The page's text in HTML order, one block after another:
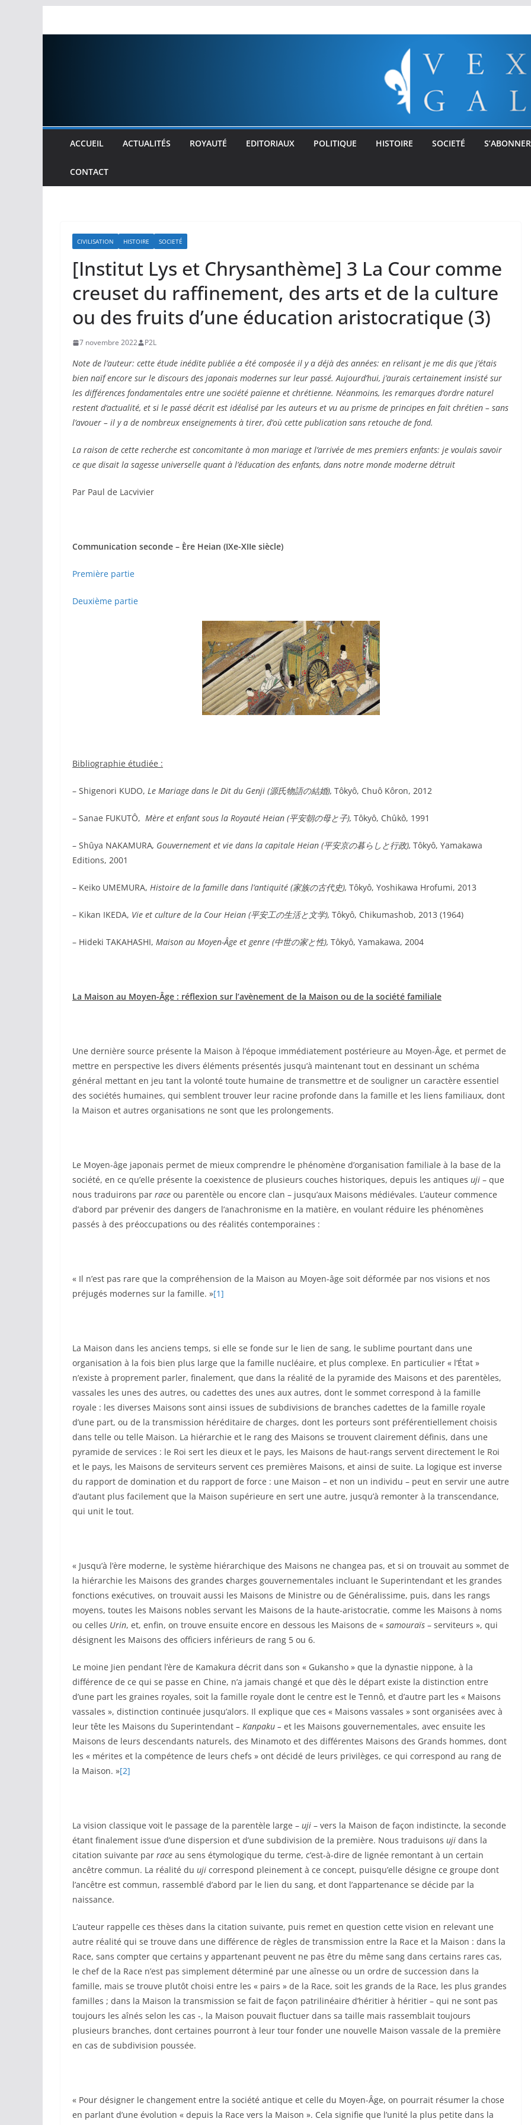
ACCUEIL ACTUALITÉS ROYAUTÉ EDITORIAUX POLITIQUE HISTOIRE SOCIETÉ
CONTACT
CIVILISATION HISTOIRE SOCIETÉ
[Institut Lys et Chrysanthème] 3 La Cour comme
creuset du raffinement, des arts et de la culture
ou des fruits d’une éducation aristocratique (3)
7 novembre 2022 P2L
Note de l’auteur: cette étude inédite publiée a été composée il y a déjà des années: en relisant je me dis que j’étais
bien naïf encore sur le discours des japonais modernes sur leur passé. Aujourd’hui, j’aurais certainement insisté sur
les différences fondamentales entre une société païenne et chrétienne. Néanmoins, les remarques d’ordre naturel
restent d’actualité, et si le passé décrit est idéalisé par les auteurs et vu au prisme de principes en fait chrétien – sans
l’avouer – il y a de nombreux enseignements à tirer, d’où cette publication sans retouche de fond.
La raison de cette recherche est concomitante à mon mariage et l’arrivée de mes premiers enfants: je voulais savoir
ce que disait la sagesse universelle quant à l’éducation des enfants, dans notre monde moderne détruit
Par Paul de Lacvivier
Communication seconde – Ère Heian (IXe-XIIe siècle)
Première partie
Deuxième partie
Bibliographie étudiée :
– Shigenori KUDO, Le Mariage dans le Dit du Genji (源氏物語の結婚), Tôkyô, Chuô Kôron, 2012
– Sanae FUKUTÔ, Mère et enfant sous la Royauté Heian (平安朝の母と子), Tôkyô, Chûkô, 1991
– Shûya NAKAMURA, Gouvernement et vie dans la capitale Heian (平安京の暮らしと行政), Tôkyô, Yamakawa
Editions, 2001
– Keiko UMEMURA, Histoire de la famille dans l’antiquité (家族の古代史), Tôkyô, Yoshikawa Hrofumi, 2013
– Kikan IKEDA, Vie et culture de la Cour Heian (平安工の生活と文学), Tôkyô, Chikumashob, 2013 (1964)
– Hideki TAKAHASHI, Maison au Moyen-Âge et genre (中世の家と性), Tôkyô, Yamakawa, 2004
La Maison au Moyen-Âge : réflexion sur l’avènement de la Maison ou de la société familiale
Une dernière source présente la Maison à l’époque immédiatement postérieure au Moyen-Âge, et permet de
mettre en perspective les divers éléments présentés jusqu’à maintenant tout en dessinant un schéma
général mettant en jeu tant la volonté toute humaine de transmettre et de souligner un caractère essentiel
des sociétés humaines, qui semblent trouver leur racine profonde dans la famille et les liens familiaux, dont
la Maison et autres organisations ne sont que les prolongements.
Le Moyen-âge japonais permet de mieux comprendre le phénomène d’organisation familiale à la base de la
société, en ce qu’elle présente la coexistence de plusieurs couches historiques, depuis les antiques uji – que
nous traduirons par race ou parentèle ou encore clan – jusqu’aux Maisons médiévales. L’auteur commence
d’abord par prévenir des dangers de l’anachronisme en la matière, en voulant réduire les phénomènes
passés à des préoccupations ou des réalités contemporaines :
« Il n’est pas rare que la compréhension de la Maison au Moyen-âge soit déformée par nos visions et nos
préjugés modernes sur la famille. »[1]
La Maison dans les anciens temps, si elle se fonde sur le lien de sang, le sublime pourtant dans une
organisation à la fois bien plus large que la famille nucléaire, et plus complexe. En particulier « l’État »
n’existe à proprement parler, finalement, que dans la réalité de la pyramide des Maisons et des parentèles,
vassales les unes des autres, ou cadettes des unes aux autres, dont le sommet correspond à la famille
royale : les diverses Maisons sont ainsi issues de subdivisions de branches cadettes de la famille royale
d’une part, ou de la transmission héréditaire de charges, dont les porteurs sont préférentiellement choisis
dans telle ou telle Maison. La hiérarchie et le rang des Maisons se trouvent clairement définis, dans une
pyramide de services : le Roi sert les dieux et le pays, les Maisons de haut-rangs servent directement le Roi
et le pays, les Maisons de serviteurs servent ces premières Maisons, et ainsi de suite. La logique est inverse
du rapport de domination et du rapport de force : une Maison – et non un individu – peut en servir une autre
d’autant plus facilement que la Maison supérieure en sert une autre, jusqu’à remonter à la transcendance,
qui unit le tout.
« Jusqu’à l’ère moderne, le système hiérarchique des Maisons ne changea pas, et si on trouvait au sommet de
la hiérarchie les Maisons des grandes charges gouvernementales incluant le Superintendant et les grandes
fonctions exécutives, on trouvait aussi les Maisons de Ministre ou de Généralissime, puis, dans les rangs
moyens, toutes les Maisons nobles servant les Maisons de la haute-aristocratie, comme les Maisons à noms
ou celles Urin, et, enfin, on trouve ensuite encore en dessous les Maisons de « samouraïs – serviteurs », qui
désignent les Maisons des officiers inférieurs de rang 5 ou 6.
Le moine Jien pendant l’ère de Kamakura décrit dans son « Gukansho » que la dynastie nippone, à la
différence de ce qui se passe en Chine, n’a jamais changé et que dès le départ existe la distinction entre
d’une part les graines royales, soit la famille royale dont le centre est le Tennô, et d’autre part les « Maisons
vassales », distinction continuée jusqu’alors. Il explique que ces « Maisons vassales » sont organisées avec à
leur tête les Maisons du Superintendant – Kanpaku – et les Maisons gouvernementales, avec ensuite les
Maisons de leurs descendants naturels, des Minamoto et des différentes Maisons des Grands hommes, dont
les « mérites et la compétence de leurs chefs » ont décidé de leurs privilèges, ce qui correspond au rang de
la Maison. »[2]
La vision classique voit le passage de la parentèle large – uji – vers la Maison de façon indistincte, la seconde
étant finalement issue d’une dispersion et d’une subdivision de la première. Nous traduisons uji dans la
citation suivante par race au sens étymologique du terme, c’est-à-dire de lignée remontant à un certain
ancêtre commun. La réalité du uji correspond pleinement à ce concept, puisqu’elle désigne ce groupe dont
l’ancêtre est commun, rassemblé d’abord par le lien du sang, et dont l’appartenance se décide par la
naissance.
L’auteur rappelle ces thèses dans la citation suivante, puis remet en question cette vision en relevant une
autre réalité qui se trouve dans une différence de règles de transmission entre la Race et la Maison : dans la
Race, sans compter que certains y appartenant peuvent ne pas être du même sang dans certains rares cas,
le chef de la Race n’est pas simplement déterminé par une aînesse ou un ordre de succession dans la
famille, mais se trouve plutôt choisi entre les « pairs » de la Race, soit les grands de la Race, les plus grandes
familles ; dans la Maison la transmission se fait de façon patrilinéaire d’héritier à héritier – qui ne sont pas
toujours les aînés selon les cas -, la Maison pouvait fluctuer dans sa taille mais rassemblait toujours
plusieurs branches, dont certaines pourront à leur tour fonder une nouvelle Maison vassale de la première
en cas de subdivision poussée.
« Pour désigner le changement entre la société antique et celle du Moyen-Âge, on pourrait résumer la chose
en parlant d’une évolution « depuis la Race vers la Maison ». Cela signifie que l’unité la plus petite dans la